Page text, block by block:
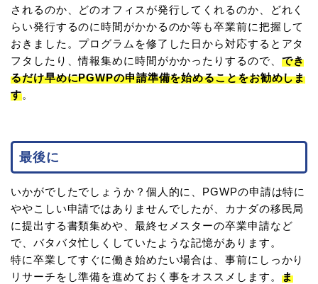
されるのか、どのオフィスが発行してくれるのか、どれく
らい発行するのに時間がかかるのか等も卒業前に把握して
おきました。プログラムを修了した日から対応するとアタ
フタしたり、情報集めに時間がかかったりするので、 でき
るだけ早めにPGWPの申請準備を始めることをお勧めしま
す。
最後に
いかがでしたでしょうか？個人的に、PGWPの申請は特に
ややこしい申請ではありませんでしたが、カナダの移民局
に提出する書類集めや、最終セメスターの卒業申請など
で、バタバタ忙しくしていたような記憶があります。
特に卒業してすぐに働き始めたい場合は、事前にしっかり
リサーチをし準備を進めておく事をオススメします。 ま